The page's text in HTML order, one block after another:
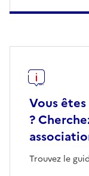
Vous
?
Trouvez le